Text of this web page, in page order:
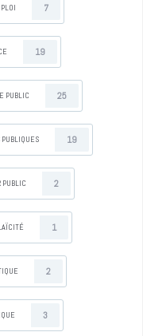
7
19
PUBLIC 25
19
PUBLIC 2
1
2
3